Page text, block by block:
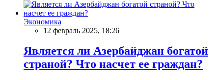
Экономика
12 февраль 2025, 18:26
Является ли Азербайджан богатой
страной? Что насчет ее граждан?